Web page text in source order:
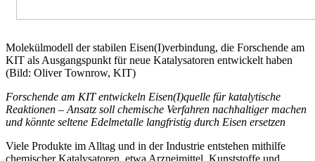
Molekülmodell der stabilen Eisen(I)verbindung, die Forschende am
KIT als Ausgangspunkt für neue Katalysatoren entwickelt haben
(Bild: Oliver Townrow, KIT)
Forschende am KIT entwickeln Eisen(I)quelle für katalytische
Reaktionen – Ansatz soll chemische Verfahren nachhaltiger machen
und könnte seltene Edelmetalle langfristig durch Eisen ersetzen
Viele Produkte im Alltag und in der Industrie entstehen mithilfe